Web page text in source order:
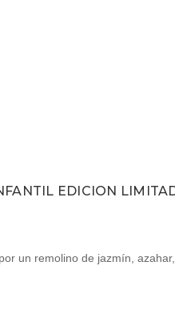
EDICION
un remolino de jazmín,